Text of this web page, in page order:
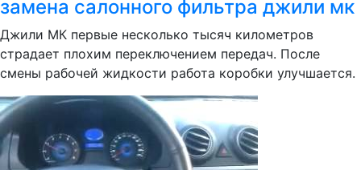
замена салонного фильтра джили мк
Джили МК первые несколько тысяч километров
страдает плохим переключением передач. После
смены рабочей жидкости работа коробки улучшается.